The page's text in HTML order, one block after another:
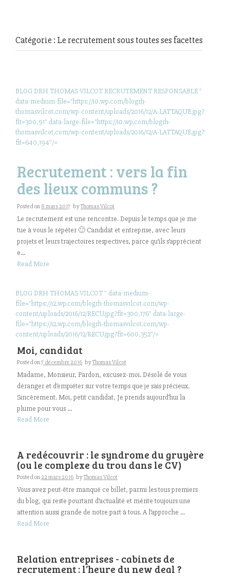
Catégorie : Le recrutement sous toutes ses facettes
BLOG DRH THOMAS VILCOT RECRUTEMENT RESPONSABLE "
data-medium-file="https://i0.wp.com/blogrh-
thomasvilcot.com/wp-content/uploads/2016/12/A-LATTAQUE.jpg?
fit=300,91" data-large-file="https://i0.wp.com/blogrh-
thomasvilcot.com/wp-content/uploads/2016/12/A-LATTAQUE.jpg?
fit=640,194"/>
Recrutement : vers la fin
des lieux communs ?
Posted on 8 mars 2017 byThomas Vilcot
Le recrutement est une rencontre. Depuis le temps que je me
tue à vous le répéter 🙂 Candidat et entreprise, avec leurs
projets et leurs trajectoires respectives, parce qu’ils s’apprécient
e...
Read More
BLOG DRH THOMAS VILCOT " data-medium-
file="https://i2.wp.com/blogrh-thomasvilcot.com/wp-
content/uploads/2016/12/RECU.jpg?fit=300,176" data-large-
file="https://i2.wp.com/blogrh-thomasvilcot.com/wp-
content/uploads/2016/12/RECU.jpg?fit=600,352"/>
Moi, candidat
Posted on7 décembre 2016 byThomas Vilcot
Madame, Monsieur, Pardon, excusez-moi. Désolé de vous
déranger et d’empiéter sur votre temps que je sais précieux.
Sincèrement. Moi, petit candidat, Je prends aujourd’hui la
plume pour vous ...
Read More
A redécouvrir : le syndrome du gruyère
(ou le complexe du trou dans le CV)
Posted on 22 mars 2016 byThomas Vilcot
Vous avez peut-être manqué ce billet, parmi les tous premiers
du blog, qui reste pourtant d’actualité et mérite toujours une
attention aussi grande de notre part à tous. A l’approche ...
Read More
Relation entreprises - cabinets de
recrutement : l’heure du new deal ?